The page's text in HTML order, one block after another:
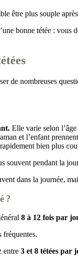
être plus souple
bonne tétée :
de nombreuses
Elle varie selon
et l’enfant
bien plus
souvent pendant la
dans la journée,
?
8 à 12 fois par
fréquentes.
entre 3 et 8 tétées par